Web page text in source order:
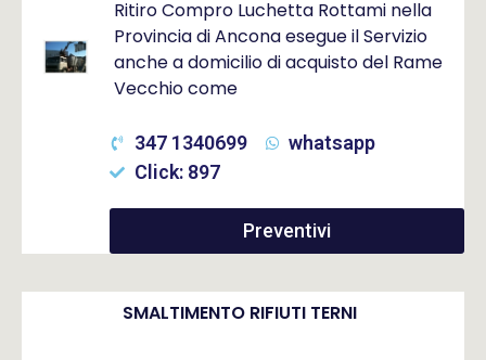
Ritiro Compro Luchetta Rottami nella
Provincia di Ancona esegue il Servizio
anche a domicilio di acquisto del Rame
Vecchio come
347 1340699
whatsapp
Click: 897
Preventivi
SMALTIMENTO RIFIUTI TERNI